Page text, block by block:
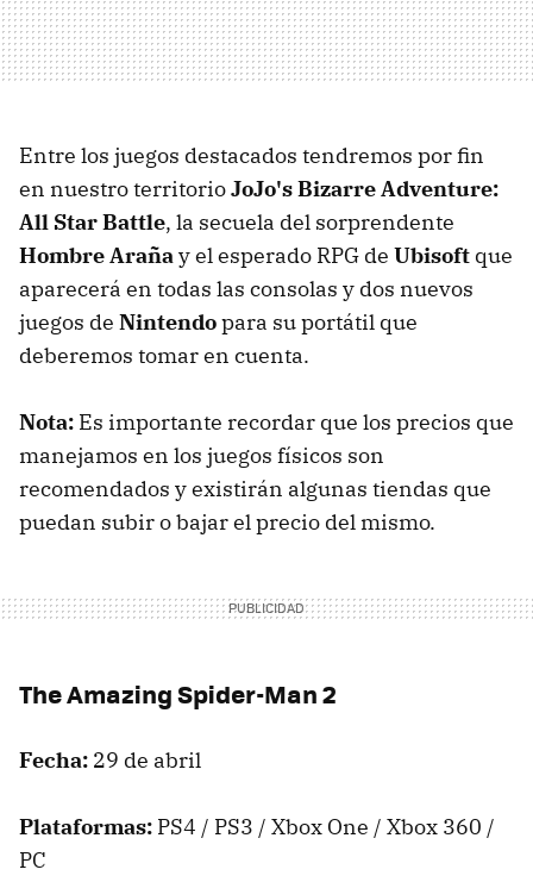
Entre los juegos destacados tendremos por fin
en nuestro territorioJoJo's Bizarre Adventure:
All Star Battle, la secuela del sorprendente
Hombre Arañay el esperado RPG de Ubisoft que
aparecerá en todas las consolas y dos nuevos
juegos de Nintendopara su portátil que
deberemos tomar en cuenta.
Nota: Es importante recordar que los precios que
manejamos en los juegos físicos son
recomendados y existirán algunas tiendas que
puedan subir o bajar el precio del mismo.
The Amazing Spider-Man 2
Fecha: 29 de abril
Plataformas: PS4 / PS3 / Xbox One / Xbox 360 /
PC